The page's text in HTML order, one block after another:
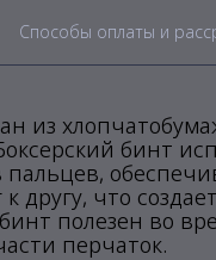
Способы оплаты и
из
бинт
другу, что
полезен во
перчаток.